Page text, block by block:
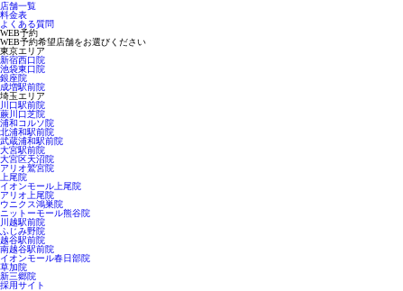
店舗一覧
料金表
よくある質問
WEB予約
WEB予約希望店舗をお選びください
東京エリア
新宿西口院
池袋東口院
銀座院
成増駅前院
埼玉エリア
川口駅前院
蕨川口芝院
浦和コルソ院
北浦和駅前院
武蔵浦和駅前院
大宮駅前院
大宮区天沼院
アリオ鷲宮院
上尾院
イオンモール上尾院
アリオ上尾院
ウニクス鴻巣院
ニットーモール熊谷院
川越駅前院
ふじみ野院
越谷駅前院
南越谷駅前院
イオンモール春日部院
草加院
新三郷院
採用サイト